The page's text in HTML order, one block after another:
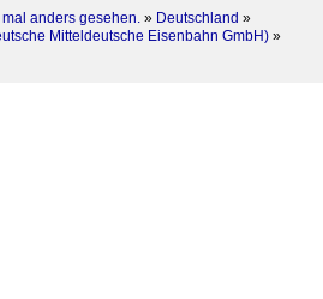
anders gesehen. » Deutschland »
Mitteldeutsche Eisenbahn GmbH) »